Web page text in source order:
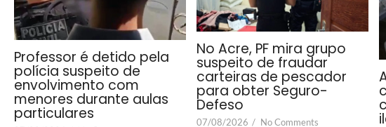
Professor é detido pela
polícia suspeito de
envolvimento com
menores durante aulas
particulares
No Acre, PF mira grupo
suspeito de fraudar
carteiras de pescador
para obter Seguro-
Defeso
07/08/2026 / No Comments